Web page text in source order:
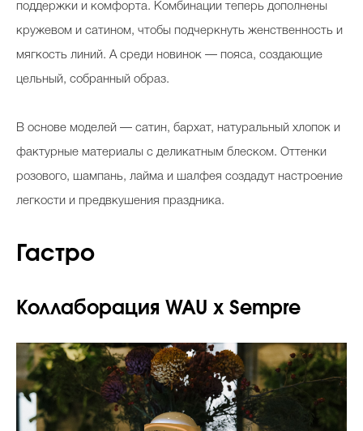
поддержки и комфорта. Комбинации теперь дополнены
кружевом и сатином, чтобы подчеркнуть женственность и
мягкость линий. А среди новинок — пояса, создающие
цельный, собранный образ.
В основе моделей — сатин, бархат, натуральный хлопок и
фактурные материалы с деликатным блеском. Оттенки
розового, шампань, лайма и шалфея создадут настроение
легкости и предвкушения праздника.
Гастро
Коллаборация WAU x Sempre